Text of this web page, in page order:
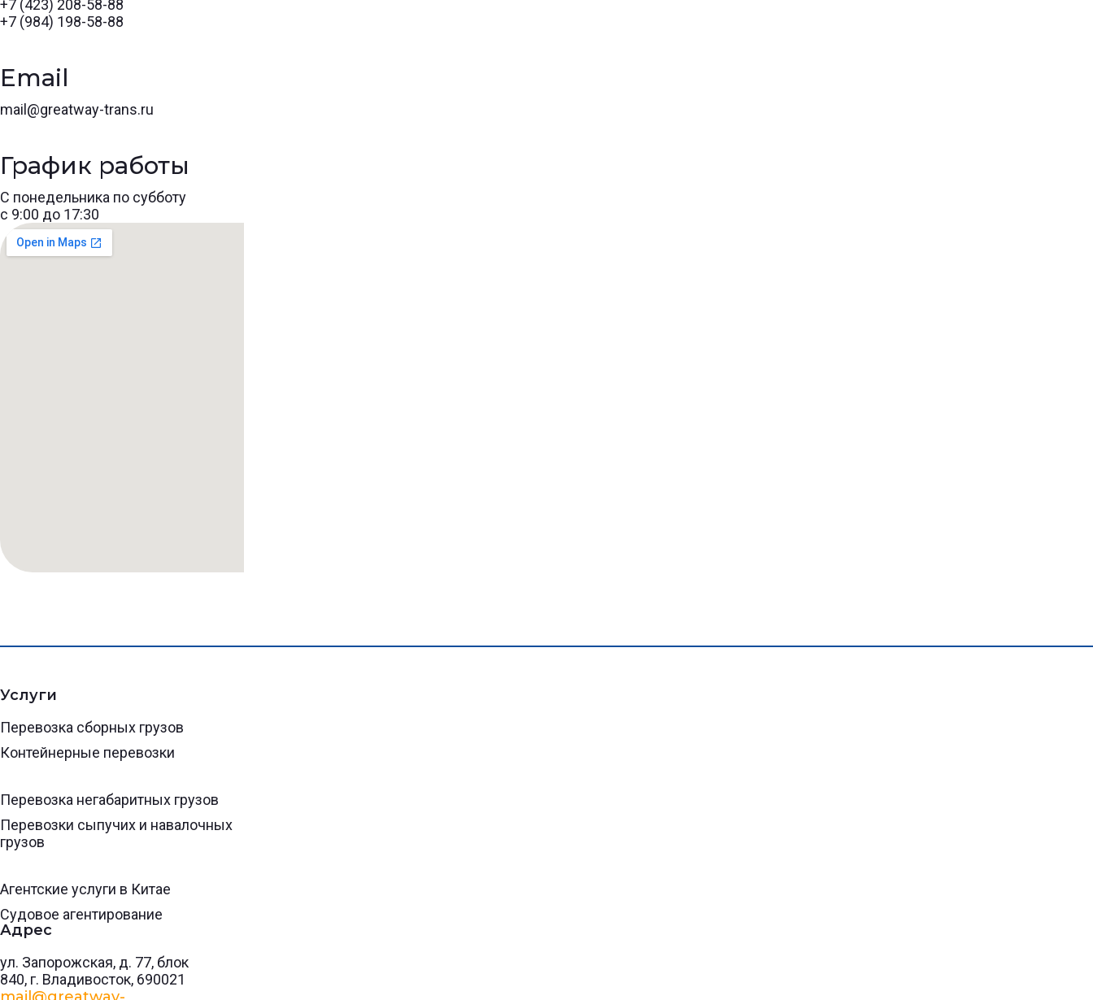
+7 (423) 208-58-88
+7 (984) 198-58-88
Email
mail@greatway-trans.ru
График работы
С понедельника по субботу
с 9:00 до 17:30
Услуги
Перевозка сборных грузов
Контейнерные перевозки
Перевозка негабаритных грузов
Перевозки сыпучих и навалочных
грузов
Агентские услуги в Китае
Судовое агентирование
Адрес
​ул. Запорожская, д. 77​, блок
840, г. Владивосток, 690021